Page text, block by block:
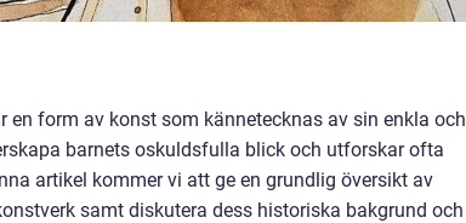
form av konst som kännetecknas av sin enkla och
barnets oskuldsfulla blick och utforskar ofta
artikel kommer vi att ge en grundlig översikt av
samt diskutera dess historiska bakgrund och